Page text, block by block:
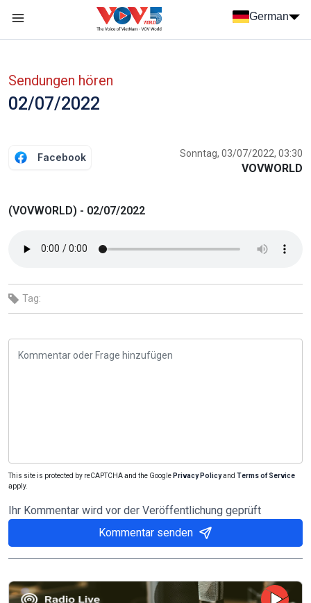
German
Sendungen hören
02/07/2022
Facebook Sonntag, 03/07/2022, 03:30
VOVWORLD
(VOVWORLD) - 02/07/2022
Tag:
This site is protected by reCAPTCHA and the Google Privacy Policyand Terms of Service
apply.
Ihr Kommentar wird vor der Veröffentlichung geprüft
Kommentar senden